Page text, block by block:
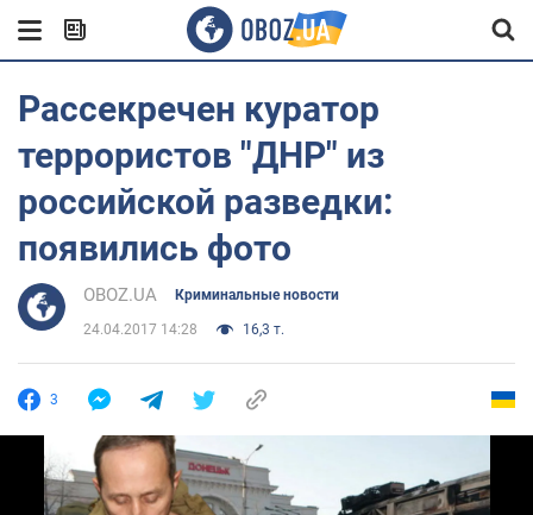
Рассекречен куратор
террористов "ДНР" из
российской разведки:
появились фото
OBOZ.UA Криминальные новости
24.04.2017 14:28 16,3 т.
3